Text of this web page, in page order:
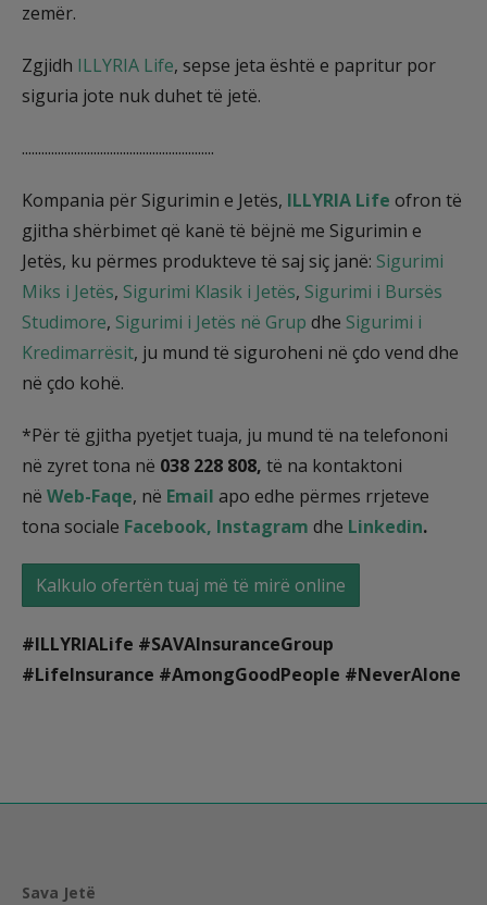
zemër.
Zgjidh ILLYRIA Life, sepse jeta është e papritur por
siguria jote nuk duhet të jetë.
...........................................................
Kompania për Sigurimin e Jetës, ILLYRIA Life ofron të
gjitha shërbimet që kanë të bëjnë me Sigurimin e
Jetës, ku përmes produkteve të saj siç janë: Sigurimi
Miks i Jetës, Sigurimi Klasik i Jetës, Sigurimi i Bursës
Studimore, Sigurimi i Jetës në Grup dhe Sigurimi i
Kredimarrësit, ju mund të siguroheni në çdo vend dhe
në çdo kohë.
*Për të gjitha pyetjet tuaja, ju mund të na telefononi
në zyret tona në 038 228 808, të na kontaktoni
në Web-Faqe, në Email apo edhe përmes rrjeteve
tona sociale Facebook, Instagram dhe Linkedin.
Kalkulo ofertën tuaj më të mirë online
#ILLYRIALife #SAVAInsuranceGroup
#LifeInsurance #AmongGoodPeople #NeverAlone
Sava Jetë